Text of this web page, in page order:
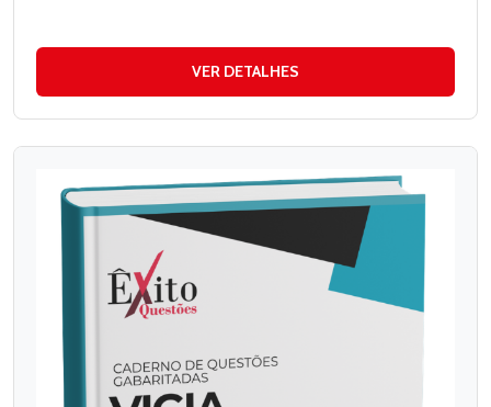
VER DETALHES